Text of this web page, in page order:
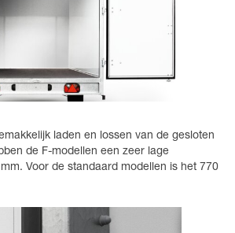
laden en lossen van de gesloten
de F-modellen een zeer lage
Voor de standaard modellen is het 770